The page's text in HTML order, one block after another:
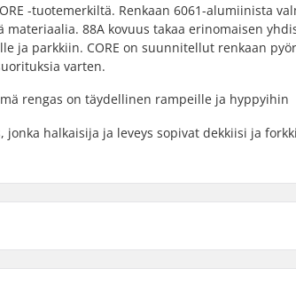
-tuotemerkiltä. Renkaan 6061-alumiinista
materiaalia. 88A kovuus takaa erinomaisen
ja parkkiin. CORE on suunnitellut renkaan
varten.
rengas on täydellinen rampeille ja hyppyihin
jonka halkaisija ja leveys sopivat dekkiisi ja
110mm